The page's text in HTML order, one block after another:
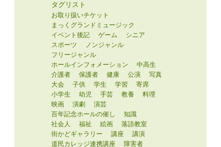
タグリスト
お取り扱いチケット
まっくグランドミュージック
イベント後記
ゲーム
シニア
スポーツ
ノンジャンル
フリージャンル
ホールインフォメーション
中高生
介護者
保護者 健康 公演
写真
大会
子供 学生 学習
寄席
小学生
幼児 手芸 教養
料理
映画
演劇
演芸
百年記念ホールの催し
知識
社会人
福祉 絵画
落語教室
街かどギャラリー
講座
講演
道民カレッジ連携講座
障害者